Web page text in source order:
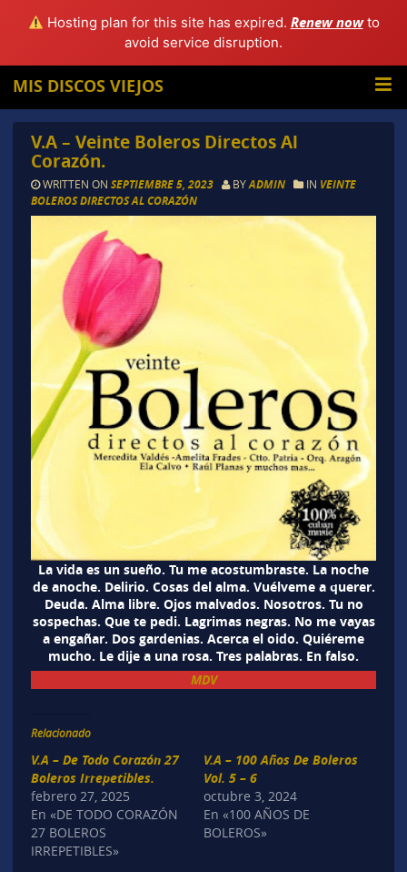
Hosting plan for this site has expired. Renew nowto
avoid service disruption.
MIS DISCOS VIEJOS
V.A – Veinte Boleros Directos Al
Corazón.
WRITTEN ON SEPTIEMBRE 5, 2023 BYADMIN IN VEINTE
BOLEROS DIRECTOS AL CORAZÓN
La vida es un sueño. Tu me acostumbraste. La noche
de anoche. Delirio. Cosas del alma. Vuélveme a querer.
Deuda. Alma libre. Ojos malvados. Nosotros. Tu no
sospechas. Que te pedi. Lagrimas negras. No me vayas
a engañar. Dos gardenias. Acerca el oido. Quiéreme
mucho. Le dije a una rosa. Tres palabras. En falso.
MDV
Relacionado
V.A – De Todo Corazón 27
Boleros Irrepetibles.
febrero 27, 2025
En «DE TODO CORAZÓN
27 BOLEROS
IRREPETIBLES»
V.A – 100 Años De Boleros
Vol. 5 – 6
octubre 3, 2024
En «100 AÑOS DE
BOLEROS»